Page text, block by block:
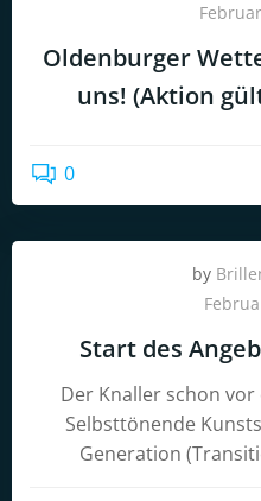
Oldenburger
uns! (Aktion
0
by
Start des
Der Knaller schon
Selbsttönende
Generation